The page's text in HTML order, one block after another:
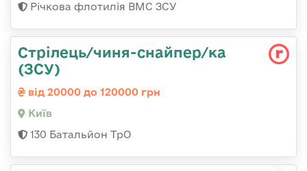
Річкова флотилія ВМС ЗСУ
Стрілець/чиня-снайпер/ка
(ЗСУ)
від 20000 до 120000 грн
Київ
130 Батальйон ТрО